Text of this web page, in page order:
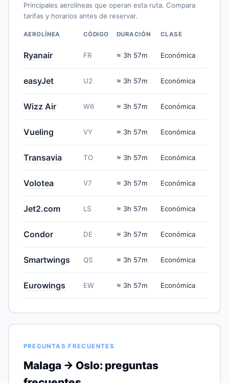
Principales aerolíneas que operan esta ruta. Compara
tarifas y horarios antes de reservar.
AEROLÍNEA CÓDIGO DURACIÓN CLASE
Ryanair FR ≈ 3h 57m Económica
easyJet U2 ≈ 3h 57m Económica
Wizz Air W6 ≈ 3h 57m Económica
Vueling VY ≈ 3h 57m Económica
Transavia TO ≈ 3h 57m Económica
Volotea V7 ≈ 3h 57m Económica
Jet2.com LS ≈ 3h 57m Económica
Condor DE ≈ 3h 57m Económica
Smartwings QS ≈ 3h 57m Económica
Eurowings EW ≈ 3h 57m Económica
PREGUNTAS FRECUENTES
Malaga → Oslo: preguntas